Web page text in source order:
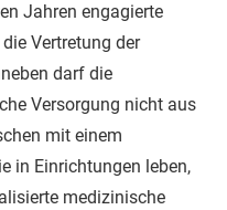
Jahren engagierte
Vertretung der
darf die
Versorgung nicht aus
mit einem
in Einrichtungen leben,
medizinische